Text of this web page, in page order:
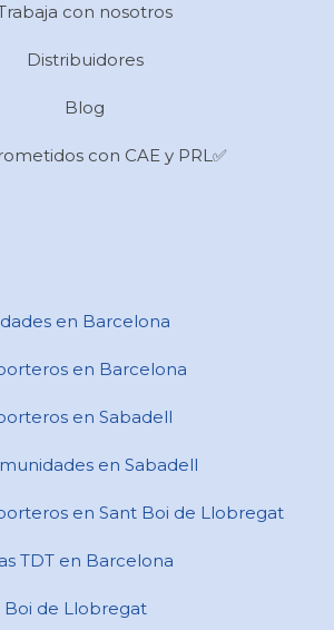
con nosotros
Distribuidores
Blog
con CAE y PRL✅
en Barcelona
en Barcelona
en Sabadell
en ​Sabadell
en ​Sant Boi de Llobregat
TDT en Barcelona
Boi de Llobregat